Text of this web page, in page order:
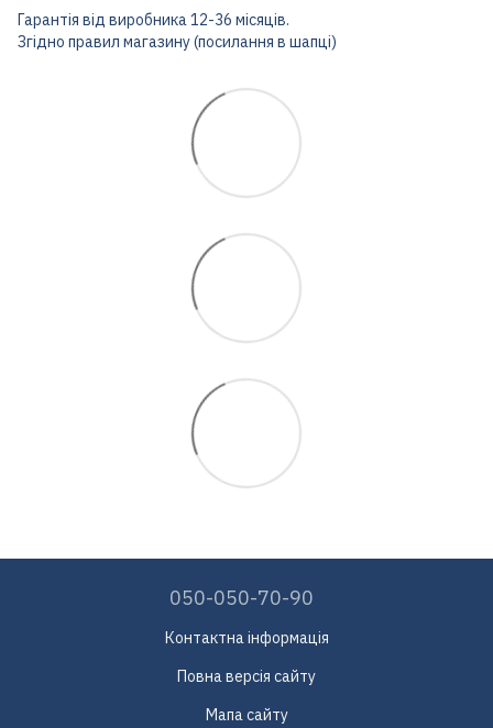
Гарантія від виробника 12-36 місяців.
Згідно правил магазину (посилання в шапці)
050-050-70-90
Контактна інформація
Повна версія сайту
Мапа сайту